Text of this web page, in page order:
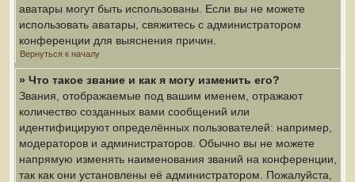
аватары могут быть использованы. Если вы не можете
использовать аватары, свяжитесь с администратором
конференции для выяснения причин.
Вернуться к началу
» Что такое звание и как я могу изменить его?
Звания, отображаемые под вашим именем, отражают
количество созданных вами сообщений или
идентифицируют определённых пользователей: например,
модераторов и администраторов. Обычно вы не можете
напрямую изменять наименования званий на конференции,
так как они установлены её администратором. Пожалуйста,